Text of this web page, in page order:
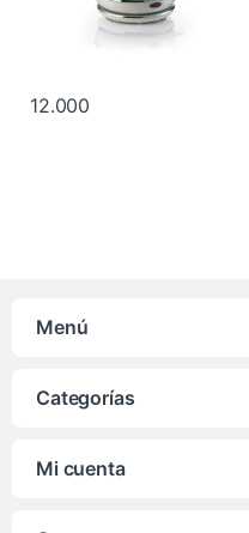
12.000
Menú
Categorías
Mi cuenta